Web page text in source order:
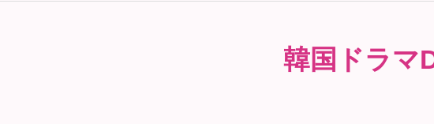
韓国ドラマ